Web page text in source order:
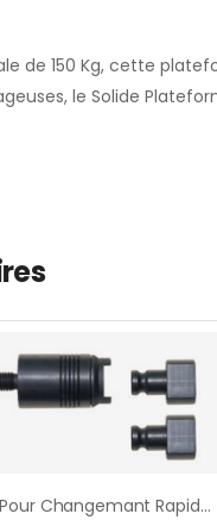
de 150 Kg, cette
le Solide
Set Pour Changemant Rapide Du Malaxeur M 14